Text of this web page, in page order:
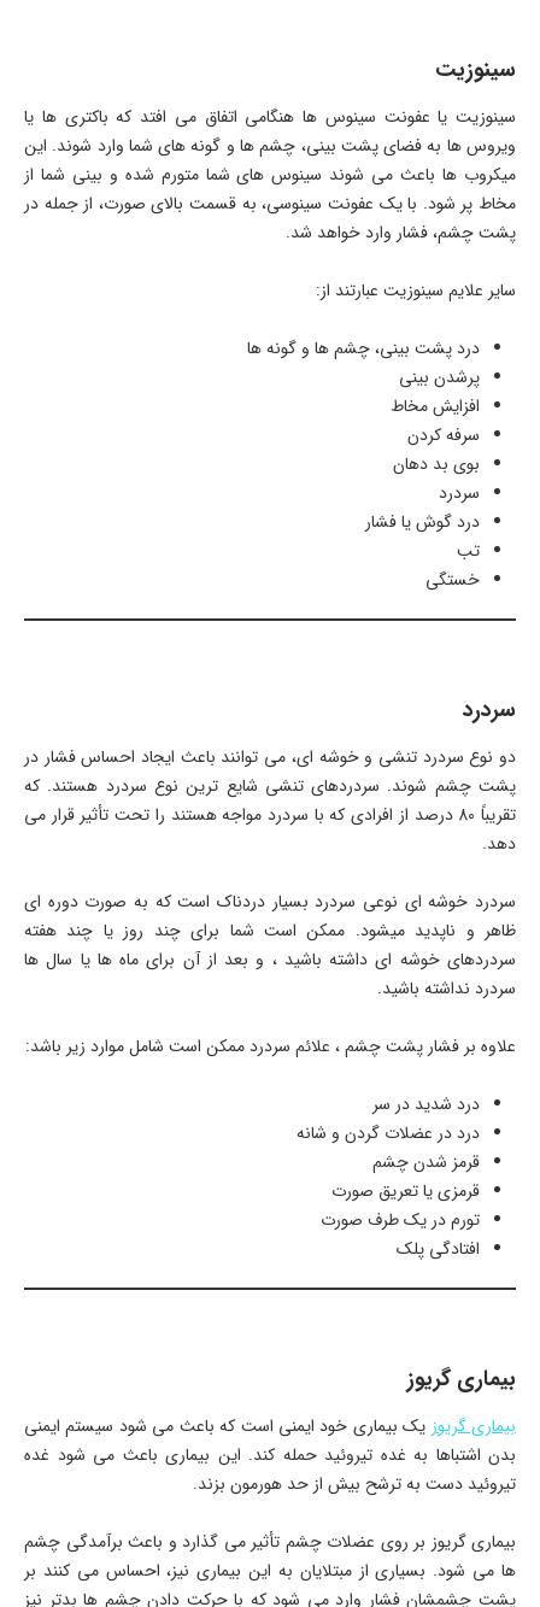
سینوزیت
سینوزیت یا عفونت سینوس ها هنگامی اتفاق می افتد که باکتری ها یا
ویروس ها به فضای پشت بینی، چشم ها و گونه های شما وارد شوند. این
میکروب ها باعث می شوند سینوس های شما متورم شده و بینی شما از
مخاط پر شود. با یک عفونت سینوسی، به قسمت بالای صورت، از جمله در
پشت چشم، فشار وارد خواهد شد.
سایر علایم سینوزیت عبارتند از:
درد پشت بینی، چشم ها و گونه ها
پرشدن بینی
افزایش مخاط
سرفه کردن
بوی بد دهان
سردرد
درد گوش یا فشار
تب
خستگی
سردرد
دو نوع سردرد تنشی و خوشه ای، می توانند باعث ایجاد احساس فشار در
پشت چشم شوند. سردردهای تنشی شایع ترین نوع سردرد هستند. که
تقریباً 80 درصد از افرادی که با سردرد مواجه هستند را تحت تأثیر قرار می
دهد.
سردرد خوشه ای نوعی سردرد بسیار دردناک است که به صورت دوره ای
ظاهر و ناپدید میشود. ممکن است شما برای چند روز یا چند هفته
سردردهای خوشه ای داشته باشید ، و بعد از آن برای ماه ها یا سال ها
سردرد نداشته باشید.
علاوه‌ بر فشار پشت چشم ، علائم سردرد ممکن است شامل موارد زیر باشد:
درد شدید در سر
درد در عضلات گردن و شانه
قرمز شدن چشم
قرمزی یا تعریق صورت
تورم در یک طرف صورت
افتادگی پلک
بیماری گریوز
بیماری گریوز یک بیماری خود ایمنی است که باعث می شود سیستم ایمنی
بدن اشتباها به غده تیروئید حمله کند. این بیماری باعث می شود غده
تیروئید دست به ترشح بیش از حد هورمون بزند.
بیماری گریوز بر روی عضلات چشم تأثیر می گذارد و باعث برآمدگی چشم
ها می شود. بسیاری از مبتلایان به این بیماری نیز، احساس می کنند بر
پشت چشمشان فشار وارد می شود که با حرکت دادن چشم ها بدتر نیز